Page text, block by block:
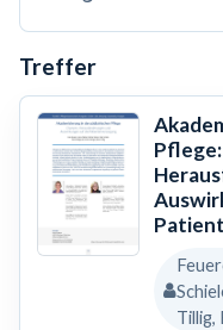
Treffer
Tillig,